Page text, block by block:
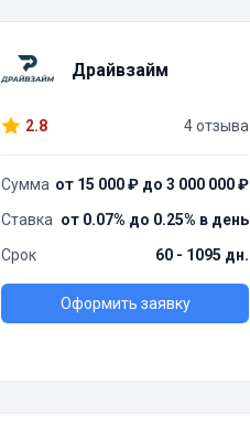
Драйвзайм
2.8 4 отзыва
Сумма от 15 000 ₽ до 3 000 000 ₽
Ставка от 0.07% до 0.25% в день
Срок
60 - 1095 дн.
Оформить заявку